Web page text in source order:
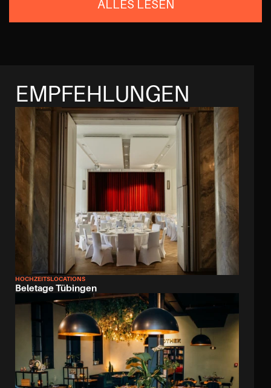
ALLES LESEN
EMPFEHLUNGEN
HOCHZEITSLOCATIONS
Beletage Tübingen